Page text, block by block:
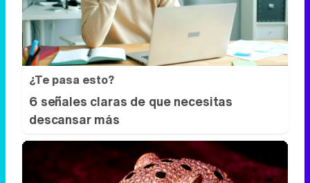
¿Te pasa esto?
6 señales claras de que necesitas
descansar más